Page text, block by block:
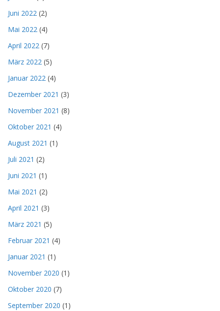
Juni 2022 (2)
Mai 2022 (4)
April 2022 (7)
März 2022 (5)
Januar 2022 (4)
Dezember 2021 (3)
November 2021 (8)
Oktober 2021 (4)
August 2021 (1)
Juli 2021 (2)
Juni 2021 (1)
Mai 2021 (2)
April 2021 (3)
März 2021 (5)
Februar 2021 (4)
Januar 2021 (1)
November 2020 (1)
Oktober 2020 (7)
September 2020 (1)